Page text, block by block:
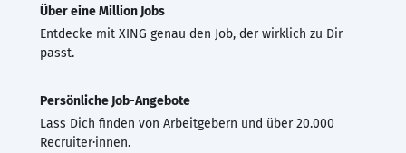
Über eine Million Jobs
Entdecke mit XING genau den Job, der wirklich zu Dir
passt.
Persönliche Job-Angebote
Lass Dich finden von Arbeitgebern und über 20.000
Recruiter·innen.